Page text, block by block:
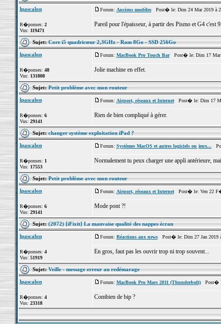
lpascalon
R�ponses: 2
Vus: 119471
Forum: Anciens modèlesPost� le: Dim 24 Mar 2019 à
Pareil pour l'épaisseur, à partir des Pismo et G4 c'est
Sujet:Core i5 quadricœur 2,3GHz - Ram 8Go - SSD 256Go
lpascalon
R�ponses: 48
Vus: 131808
Forum: MacBook Pro Touch BarPost� le: Dim 17 Mar
Jolie machine en effet.
Sujet:Petit problème avec mon routeur
lpascalon
R�ponses: 6
Vus: 29141
Forum: Airport, réseaux et InternetPost� le: Dim 17
Rien de bien compliqué à gérer.
Sujet:changer système exploitation iPad ?
lpascalon
R�ponses: 1
Vus: 17553
Forum: Systèmes MacOS et autres logiciels ou jeux...
Normalement tu peux charger une appli antérieure,
Sujet:Petit problème avec mon routeur
lpascalon
R�ponses: 6
Vus: 29141
Forum: Airport, réseaux et InternetPost� le: Ven 22
Mode pont ?!
Sujet:(2072) [iFixit] La mauvaise qualité des nappes écran
lpascalon
R�ponses: 4
Vus: 51919
Forum: Réactions aux newsPost� le: Dim 27 Jan 2019
En gros, faut pas les ouvrir trop ni trop souvent...
Sujet:Veille - message erreur au redémarage
lpascalon
R�ponses: 4
Vus: 23318
Forum: MacBook Pro Mars 2011 (Thunderbolt)Post�
Combien de bip ?